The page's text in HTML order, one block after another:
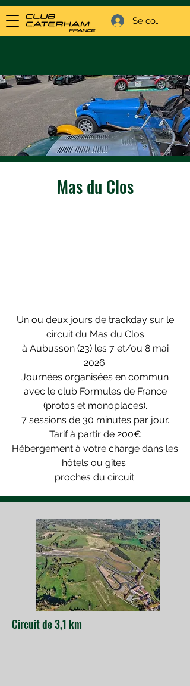
Se connecter
Mas du Clos
Un ou deux jours de trackday sur le
circuit du Mas du Clos
à Aubusson (23) les 7 et/ou 8 mai
2026.
Journées organisées en commun
avec le club Formules de France
(protos et monoplaces).
7 sessions de 30 minutes par jour.
Tarif à partir de 200€
Hébergement à votre charge dans les
hôtels ou gîtes
proches du circuit.
Circuit de 3,1 km